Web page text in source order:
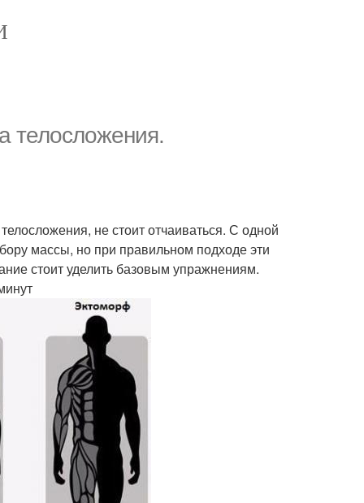
телосложения.
не стоит отчаиваться. С одной
массы, но при правильном подходе эти
стоит уделить базовым упражнениям.